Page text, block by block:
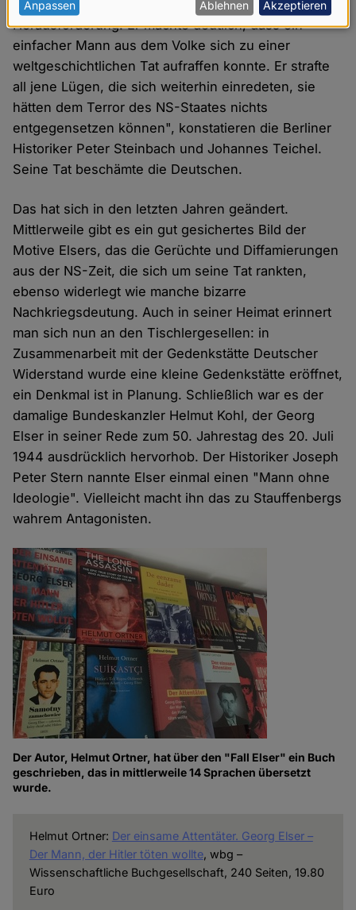
Aber warum Stauffenberg? "Georg Elser war eine
Herausforderung. Er machte deutlich, dass ein
einfacher Mann aus dem Volke sich zu einer
weltgeschichtlichen Tat aufraffen konnte. Er strafte
all jene Lügen, die sich weiterhin einredeten, sie
hätten dem Terror des NS-Staates nichts
entgegensetzen können", konstatieren die Berliner
Historiker Peter Steinbach und Johannes Teichel.
Seine Tat beschämte die Deutschen.
Das hat sich in den letzten Jahren geändert.
Mittlerweile gibt es ein gut gesichertes Bild der
Motive Elsers, das die Gerüchte und Diffamierungen
aus der NS-Zeit, die sich um seine Tat rankten,
ebenso widerlegt wie manche bizarre
Nachkriegsdeutung. Auch in seiner Heimat erinnert
man sich nun an den Tischlergesellen: in
Zusammenarbeit mit der Gedenkstätte Deutscher
Widerstand wurde eine kleine Gedenkstätte eröffnet,
ein Denkmal ist in Planung. Schließlich war es der
damalige Bundeskanzler Helmut Kohl, der Georg
Elser in seiner Rede zum 50. Jahrestag des 20. Juli
1944 ausdrücklich hervorhob. Der Historiker Joseph
Peter Stern nannte Elser einmal einen "Mann ohne
Ideologie". Vielleicht macht ihn das zu Stauffenbergs
wahrem Antagonisten.
Der Autor, Helmut Ortner, hat über den "Fall Elser" ein Buch
geschrieben, das in mittlerweile 14 Sprachen übersetzt
wurde.
Helmut Ortner: Der einsame Attentäter. Georg Elser –
Der Mann, der Hitler töten wollte, wbg –
Wissenschaftliche Buchgesellschaft, 240 Seiten, 19.80
Euro
personenbezogenen
Daten
und
Cookies
Anpassen Ablehnen Akzeptieren